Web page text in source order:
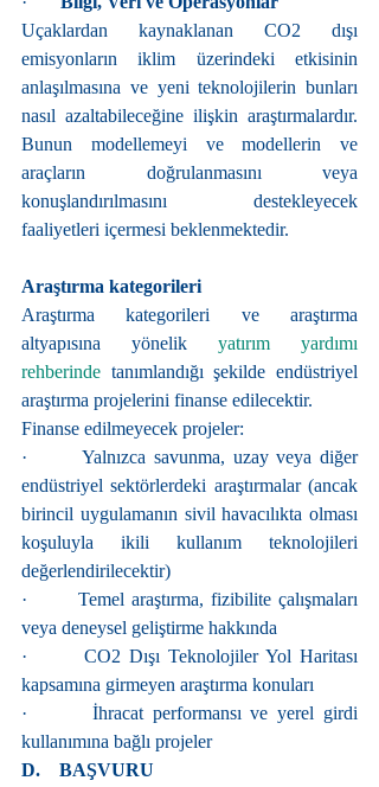
Uçaklardan kaynaklanan CO2 dışı
emisyonların iklim üzerindeki etkisinin
anlaşılmasına ve yeni teknolojilerin bunları
nasıl azaltabileceğine ilişkin araştırmalardır.
Bunun modellemeyi ve modellerin ve
araçların doğrulanmasını veya
konuşlandırılmasını destekleyecek
faaliyetleri içermesi beklenmektedir.
Araştırma kategorileri
Araştırma kategorileri ve araştırma
altyapısına yönelik yatırım yardımı
rehberinde tanımlandığı şekilde endüstriyel
araştırma projelerini finanse edilecektir.
Finanse edilmeyecek projeler:
·       Yalnızca savunma, uzay veya diğer
endüstriyel sektörlerdeki araştırmalar (ancak
birincil uygulamanın sivil havacılıkta olması
koşuluyla ikili kullanım teknolojileri
değerlendirilecektir)
·       Temel araştırma, fizibilite çalışmaları
veya deneysel geliştirme hakkında
·       CO2 Dışı Teknolojiler Yol Haritası
kapsamına girmeyen araştırma konuları
·       İhracat performansı ve yerel girdi
kullanımına bağlı projeler
D.    BAŞVURU